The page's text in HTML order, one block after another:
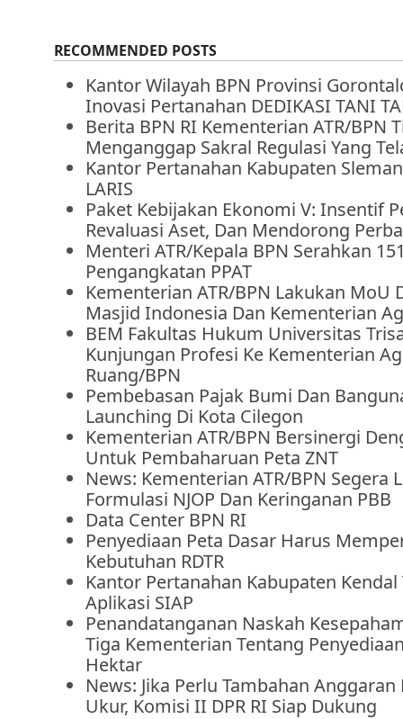
RECOMMENDED POSTS
Kantor Wilayah BPN Provinsi
Inovasi Pertanahan DEDIKASI TANI
Berita BPN RI Kementerian ATR/BPN
Menganggap Sakral Regulasi Yang
Kantor Pertanahan Kabupaten
LARIS
Paket Kebijakan Ekonomi V: Insentif
Revaluasi Aset, Dan Mendorong
Menteri ATR/Kepala BPN Serahkan
Pengangkatan PPAT
Kementerian ATR/BPN Lakukan MoU
Masjid Indonesia Dan Kementerian
BEM Fakultas Hukum Universitas
Kunjungan Profesi Ke Kementerian
Ruang/BPN
Pembebasan Pajak Bumi Dan
Launching Di Kota Cilegon
Kementerian ATR/BPN Bersinergi
Untuk Pembaharuan Peta ZNT
News: Kementerian ATR/BPN Segera
Formulasi NJOP Dan Keringanan PBB
Data Center BPN RI
Penyediaan Peta Dasar Harus
Kebutuhan RDTR
Kantor Pertanahan Kabupaten Kendal
Aplikasi SIAP
Penandatanganan Naskah
Tiga Kementerian Tentang
Hektar
News: Jika Perlu Tambahan Anggaran
Ukur, Komisi II DPR RI Siap Dukung